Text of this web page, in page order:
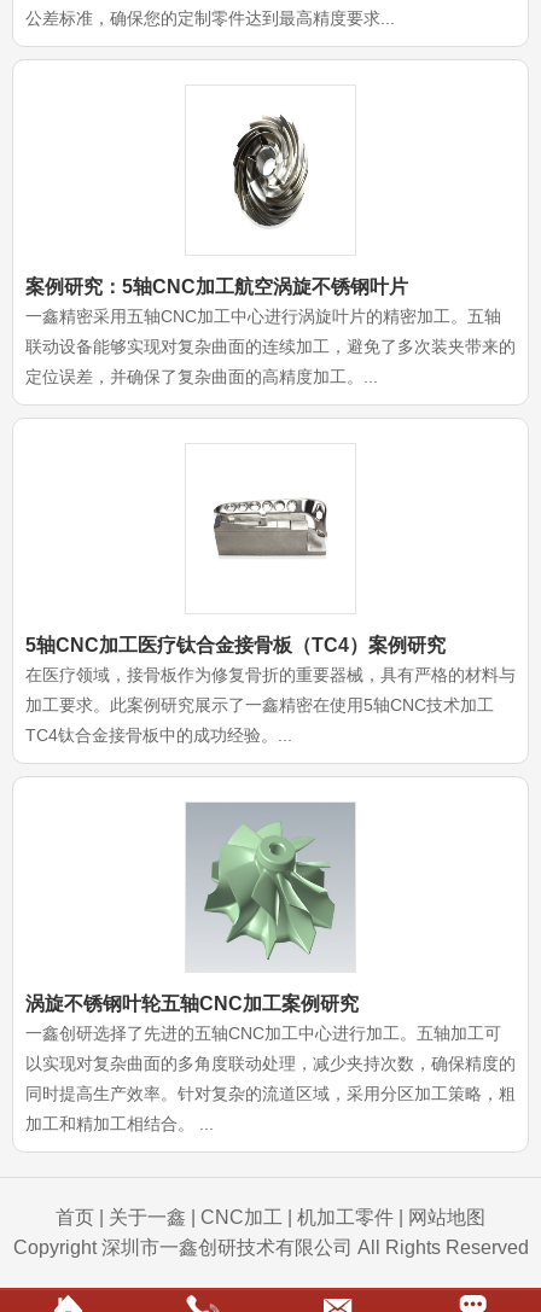
公差标准，确保您的定制零件达到最高精度要求...
案例研究：5轴CNC加工航空涡旋不锈钢叶片
一鑫精密采用五轴CNC加工中心进行涡旋叶片的精密加工。五轴
联动设备能够实现对复杂曲面的连续加工，避免了多次装夹带来的
定位误差，并确保了复杂曲面的高精度加工。...
5轴CNC加工医疗钛合金接骨板（TC4）案例研究
在医疗领域，接骨板作为修复骨折的重要器械，具有严格的材料与
加工要求。此案例研究展示了一鑫精密在使用5轴CNC技术加工
TC4钛合金接骨板中的成功经验。...
涡旋不锈钢叶轮五轴CNC加工案例研究
一鑫创研选择了先进的五轴CNC加工中心进行加工。五轴加工可
以实现对复杂曲面的多角度联动处理，减少夹持次数，确保精度的
同时提高生产效率。针对复杂的流道区域，采用分区加工策略，粗
加工和精加工相结合。 ...
首页 关于一鑫 CNC加工 机加工零件
网站地图
Copyright 深圳市一鑫创研技术有限公司 All Rights Reserved